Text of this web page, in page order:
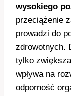
wysokiego
przeciążenie
prowadzi do
zdrowotnych.
tylko
wpływa na
odporność